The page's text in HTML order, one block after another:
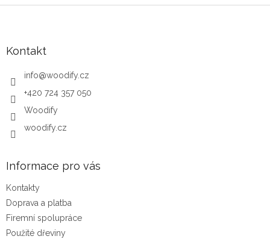
Kontakt
info@woodify.cz
+420 724 357 050
Woodify
woodify.cz
Informace pro vás
Kontakty
Doprava a platba
Firemní spolupráce
Použité dřeviny